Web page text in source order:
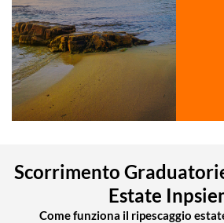
Scorrimento
Estate
Come funziona il ripescaggio